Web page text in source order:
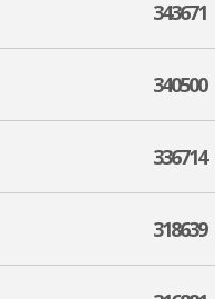
343671
340500
336714
318639